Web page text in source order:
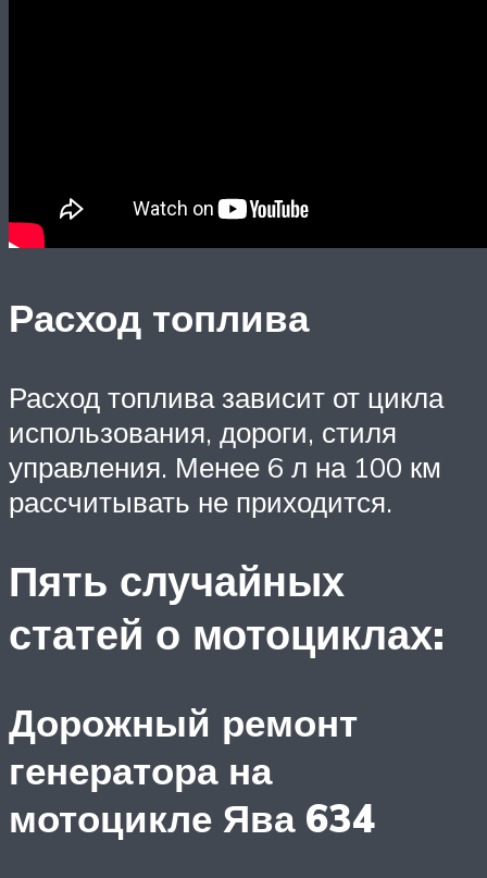
Расход топлива
Расход топлива зависит от цикла
использования, дороги, стиля
управления. Менее 6 л на 100 км
рассчитывать не приходится.
Пять случайных
статей о мотоциклах:
Дорожный ремонт
генератора на
мотоцикле Ява 634